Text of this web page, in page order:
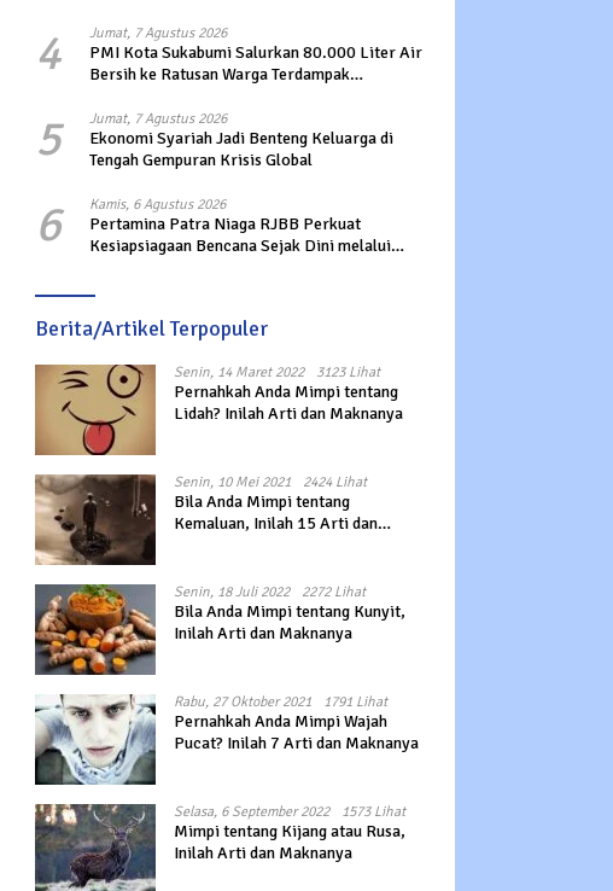
PKS Sukabumi
4 Jumat, 7 Agustus 2026
PMI Kota Sukabumi Salurkan 80.000 Liter Air
Bersih ke Ratusan Warga Terdampak
5 Jumat, 7 Agustus 2026
Ekonomi Syariah Jadi Benteng Keluarga di
Tengah Gempuran Krisis Global
6 Kamis, 6 Agustus 2026
Pertamina Patra Niaga RJBB Perkuat
Kesiapsiagaan Bencana Sejak Dini melalui
Berita/Artikel Terpopuler
Senin, 14 Maret 2022 3123 Lihat
Pernahkah Anda Mimpi tentang
Lidah? Inilah Arti dan Maknanya
Senin, 10 Mei 2021 2424 Lihat
Bila Anda Mimpi tentang
Kemaluan, Inilah 15 Arti dan
Senin, 18 Juli 2022 2272 Lihat
Bila Anda Mimpi tentang Kunyit,
Inilah Arti dan Maknanya
Rabu, 27 Oktober 2021 1791 Lihat
Pernahkah Anda Mimpi Wajah
Pucat? Inilah 7 Arti dan Maknanya
Selasa, 6 September 2022 1573 Lihat
Mimpi tentang Kijang atau Rusa,
Inilah Arti dan Maknanya